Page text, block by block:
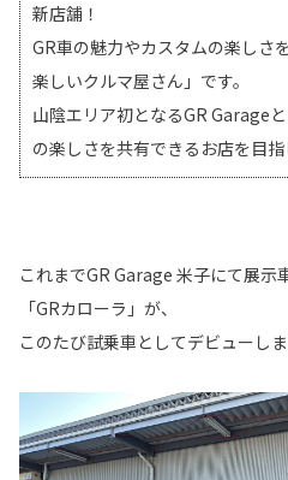
新店舗！
GR車の魅力やカスタムの楽しさ
楽しいクルマ屋さん」です。
山陰エリア初となるGR Garage
の楽しさを共有できるお店を目指
これまでGR Garage 米子にて展示
「GRカローラ」が、
このたび試乗車としてデビューし